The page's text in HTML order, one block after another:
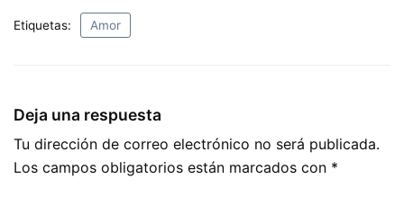
c
o
o
k
d
di
at
s
p
p
n
Etiquetas: Amor
Deja una respuesta
Tu dirección de correo electrónico no será publicada.
Los campos obligatorios están marcados con *